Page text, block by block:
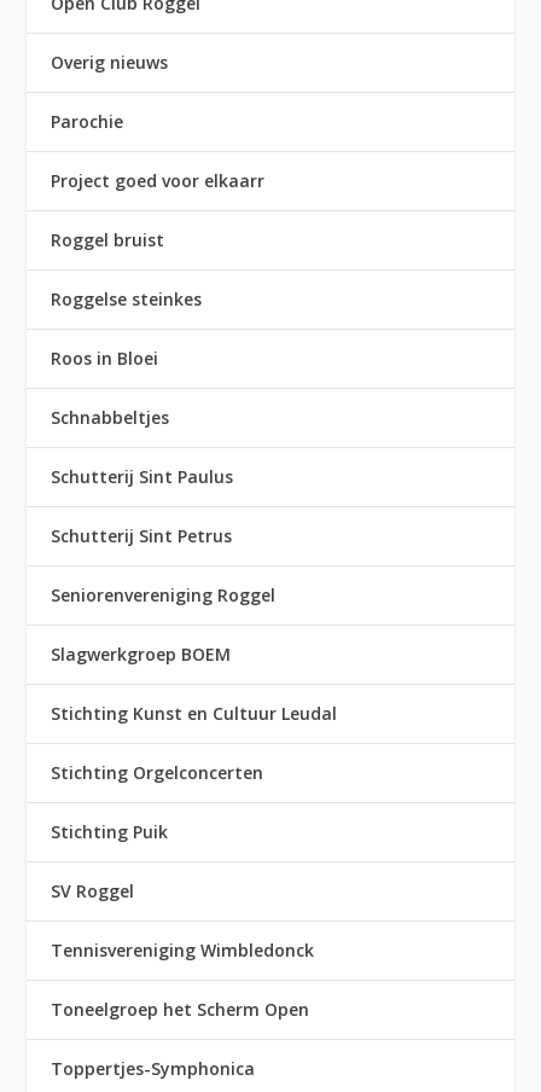
Overig nieuws
Parochie
Project goed voor elkaarr
Roggel bruist
Roggelse steinkes
Roos in Bloei
Schnabbeltjes
Schutterij Sint Paulus
Schutterij Sint Petrus
Seniorenvereniging Roggel
Slagwerkgroep BOEM
Stichting Kunst en Cultuur Leudal
Stichting Orgelconcerten
Stichting Puik
SV Roggel
Tennisvereniging Wimbledonck
Toneelgroep het Scherm Open
Toppertjes-Symphonica